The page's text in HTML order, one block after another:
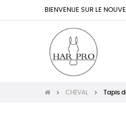
BIENVENUE SUR LE
CHEVAL Tapis